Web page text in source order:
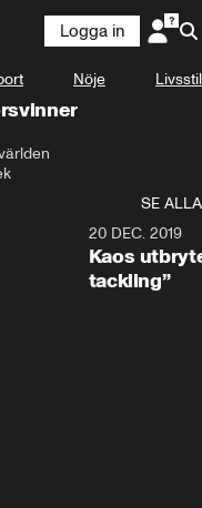
Logga in
Nöje Livsstil
SE ALLA
20 DEC. 2019
Kaos
tackling”